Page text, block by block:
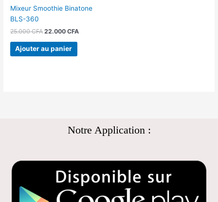
Mixeur Smoothie Binatone
BLS-360
25.000CFA 22.000CFA
Ajouter au panier
Notre Application :